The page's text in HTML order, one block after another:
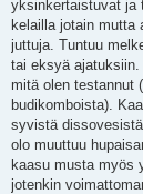
yksinkertaistuvat ja
kelailla jotain mutta
juttuja. Tuntuu
tai eksyä
mitä olen testannut
budikomboista).
syvistä
olo muuttuu
kaasu musta myös
jotenkin